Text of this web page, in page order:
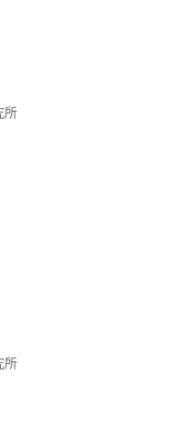
所
所